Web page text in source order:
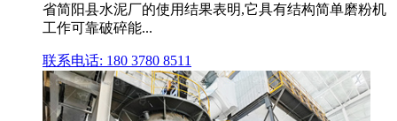
省简阳县水泥厂的使用结果表明,它具有结构简单磨粉机
工作可靠破碎能...
联系电话: 180 3780 8511